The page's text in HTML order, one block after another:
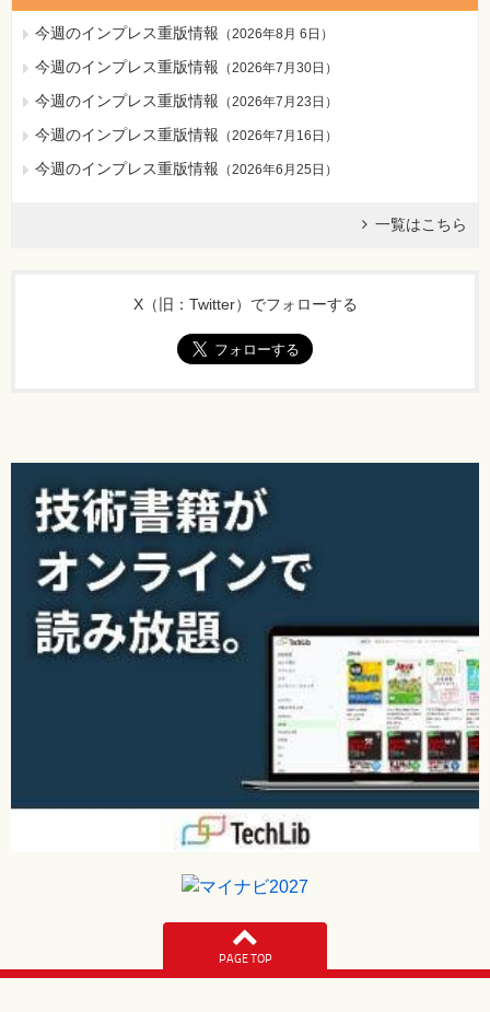
今週のインプレス重版情報 （2026年8月 6日 ）
今週のインプレス重版情報 （2026年7月30日 ）
今週のインプレス重版情報 （2026年7月23日 ）
今週のインプレス重版情報 （2026年7月16日 ）
今週のインプレス重版情報 （2026年6月25日 ）
一覧はこちら
X（旧：Twitter）でフォローする
PAGE TOP